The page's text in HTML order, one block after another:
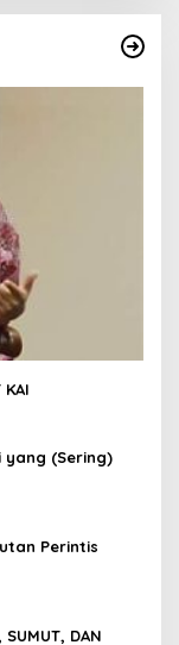
KAI
yang (Sering)
Perintis
SUMUT, DAN